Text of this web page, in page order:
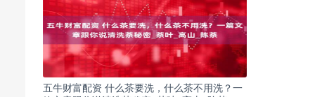
五牛财富配资 什么茶要洗，什么茶不用洗？一